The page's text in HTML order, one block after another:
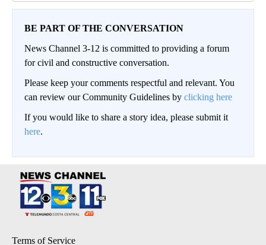
BE PART OF THE CONVERSATION
News Channel 3-12 is committed to providing a forum
for civil and constructive conversation.
Please keep your comments respectful and relevant. You
can review our Community Guidelines by clicking here
If you would like to share a story idea, please submit it
here.
Terms of Service